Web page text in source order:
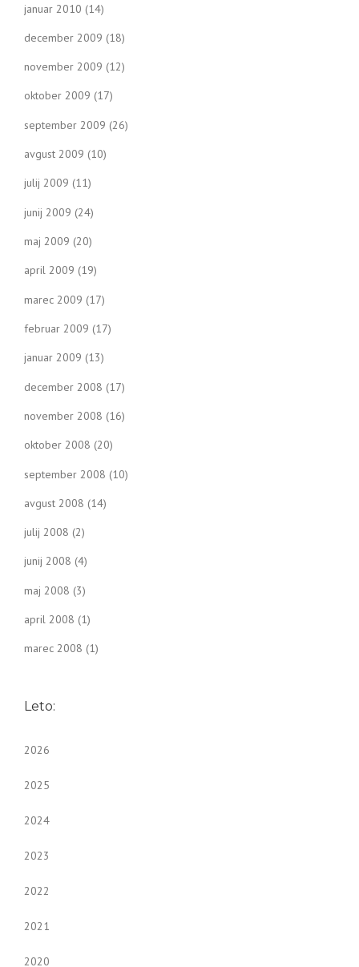
januar 2010 (14)
december 2009 (18)
november 2009 (12)
oktober 2009 (17)
september 2009 (26)
avgust 2009 (10)
julij 2009 (11)
junij 2009 (24)
maj 2009 (20)
april 2009 (19)
marec 2009 (17)
februar 2009 (17)
januar 2009 (13)
december 2008 (17)
november 2008 (16)
oktober 2008 (20)
september 2008 (10)
avgust 2008 (14)
julij 2008 (2)
junij 2008 (4)
maj 2008 (3)
april 2008 (1)
marec 2008 (1)
Leto:
2026
2025
2024
2023
2022
2021
2020